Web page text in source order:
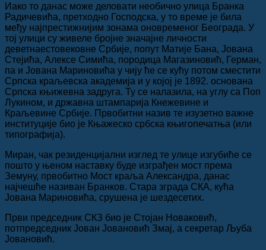
Иако то данас може деловати необично улица Бранка
Радичевића, претходно Господска, у то време је била
међу најпрестижнијим зонама оновременог Београда. У
тој улици су живеле бројне значајне личности
деветнаестовековне Србије, попут Матије Бана, Јована
Стејића, Алексе Симића, породица Магазиновић, Герман,
па и Јована Мариновића у чију ће се кућу потом сместити
Српска краљевска академија и у којој је 1892. основана
Српска књижевна задруга. Ту се налазила, на углу са Поп
Лукином, и државна штампарија Кнежевине и
Краљевине Србије. Првобитни назив те изузетно важне
институције био је Књажеско србска књигопечатња (или
типографија).
Миран, чак резиденцијални изглед те улице изгубиће се
пошто у њеном наставку буде изграђен мост према
Земуну, првобитно Мост краља Александра, данас
најчешће називан Бранков. Стара зграда СКА, кућа
Јована Мариновића, срушена је шездесетих.
Први председник СКЗ био је Стојан Новаковић,
потпредседник Јован Јовановић Змај, а секретар Љуба
Јовановић.